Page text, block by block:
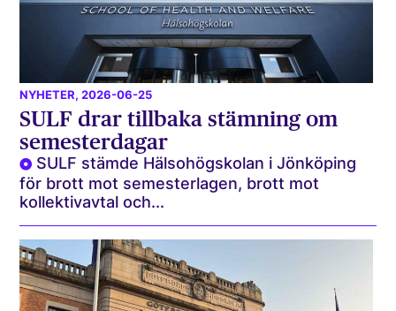
NYHETER, 2026-06-25
SULF drar tillbaka stämning om
semesterdagar
SULF stämde Hälsohögskolan i Jönköping
för brott mot semesterlagen, brott mot
kollektivavtal och...